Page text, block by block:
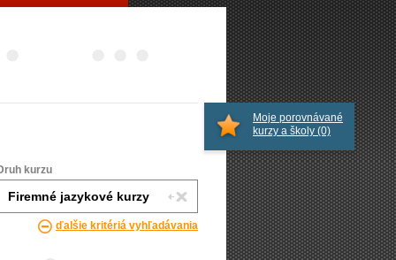
kurzu
ďalšie kritériá vyhľadávania
Moje porovnávané
kurzy a školy (0)